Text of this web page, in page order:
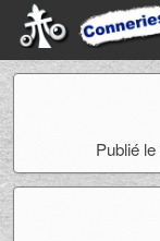
Publié